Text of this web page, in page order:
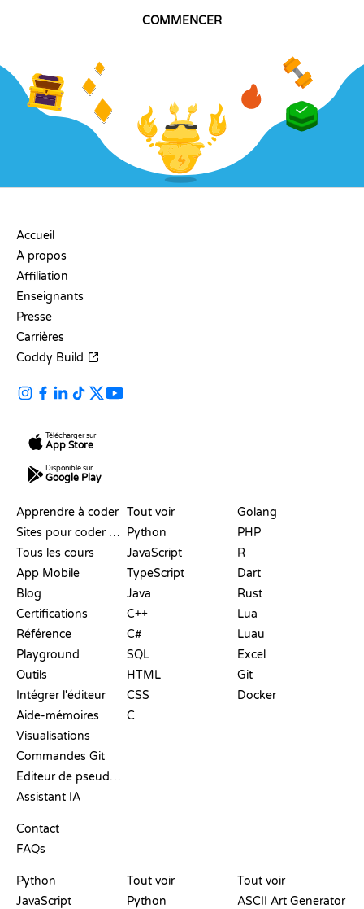
COMMENCER
Accueil
À propos
Affiliation
Enseignants
Presse
Carrières
Coddy Build
Télécharger sur
App Store
Disponible sur
Google Play
Apprendre à coder
Sites pour coder gratuitement
Tous les cours
App Mobile
Blog
Certifications
Référence
Playground
Outils
Intégrer l'éditeur
Aide-mémoires
Visualisations
Commandes Git
Éditeur de pseudo-code
Assistant IA
Contact
FAQs
Tout voir
Python
JavaScript
TypeScript
Java
C++
C#
SQL
HTML
CSS
C
Golang
PHP
R
Dart
Rust
Lua
Luau
Excel
Git
Docker
Python
JavaScript
Tout voir
Python
Tout voir
ASCII Art Generator